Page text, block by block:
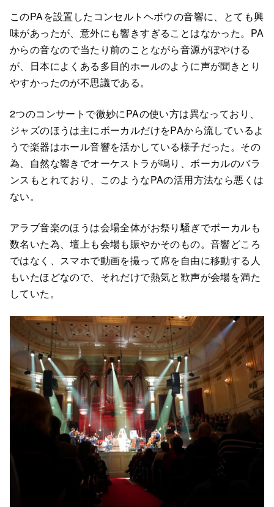
このPAを設置したコンセルトヘボウの音響に、とても興
味があったが、意外にも響きすぎることはなかった。PA
からの音なので当たり前のことながら音源がぼやける
が、日本によくある多目的ホールのように声が聞きとり
やすかったのが不思議である。
2つのコンサートで微妙にPAの使い方は異なっており、
ジャズのほうは主にボーカルだけをPAから流しているよ
うで楽器はホール音響を活かしている様子だった。その
為、自然な響きでオーケストラが鳴り、ボーカルのバラ
ンスもとれており、このようなPAの活用方法なら悪くは
ない。
アラブ音楽のほうは会場全体がお祭り騒ぎでボーカルも
数名いた為、壇上も会場も賑やかそのもの。音響どころ
ではなく、スマホで動画を撮って席を自由に移動する人
もいたほどなので、それだけで熱気と歓声が会場を満た
していた。